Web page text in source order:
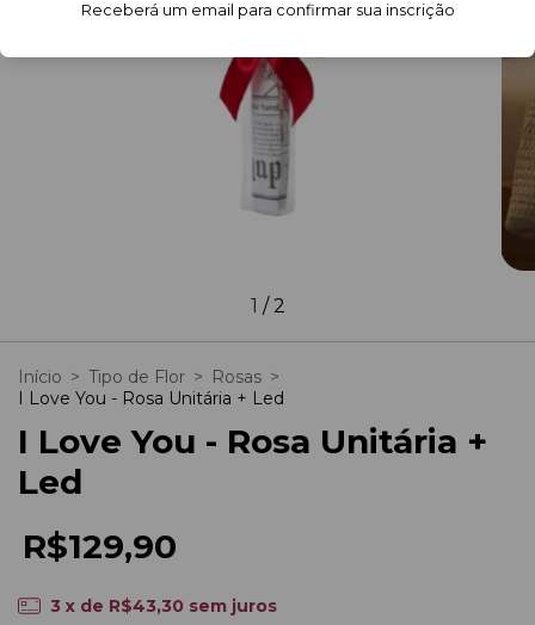
1 / 2
Início > Tipo de Flor > Rosas >
I Love You - Rosa Unitária + Led
I Love You - Rosa Unitária +
Led
R$129,90
3 x de R$43,30 sem juros
Receberá um email para confirmar sua inscrição